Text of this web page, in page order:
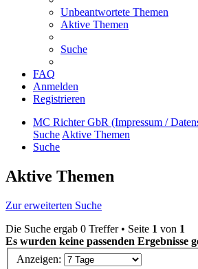
Unbeantwortete Themen
Aktive Themen
Suche
FAQ
Anmelden
Registrieren
MC Richter GbR (Impressum /
SucheAktive Themen
Suche
Aktive Themen
Zur erweiterten Suche
Die Suche ergab 0 Treffer • Seite 1 von 1
Es wurden keine passenden Ergebnisse
Anzeigen: